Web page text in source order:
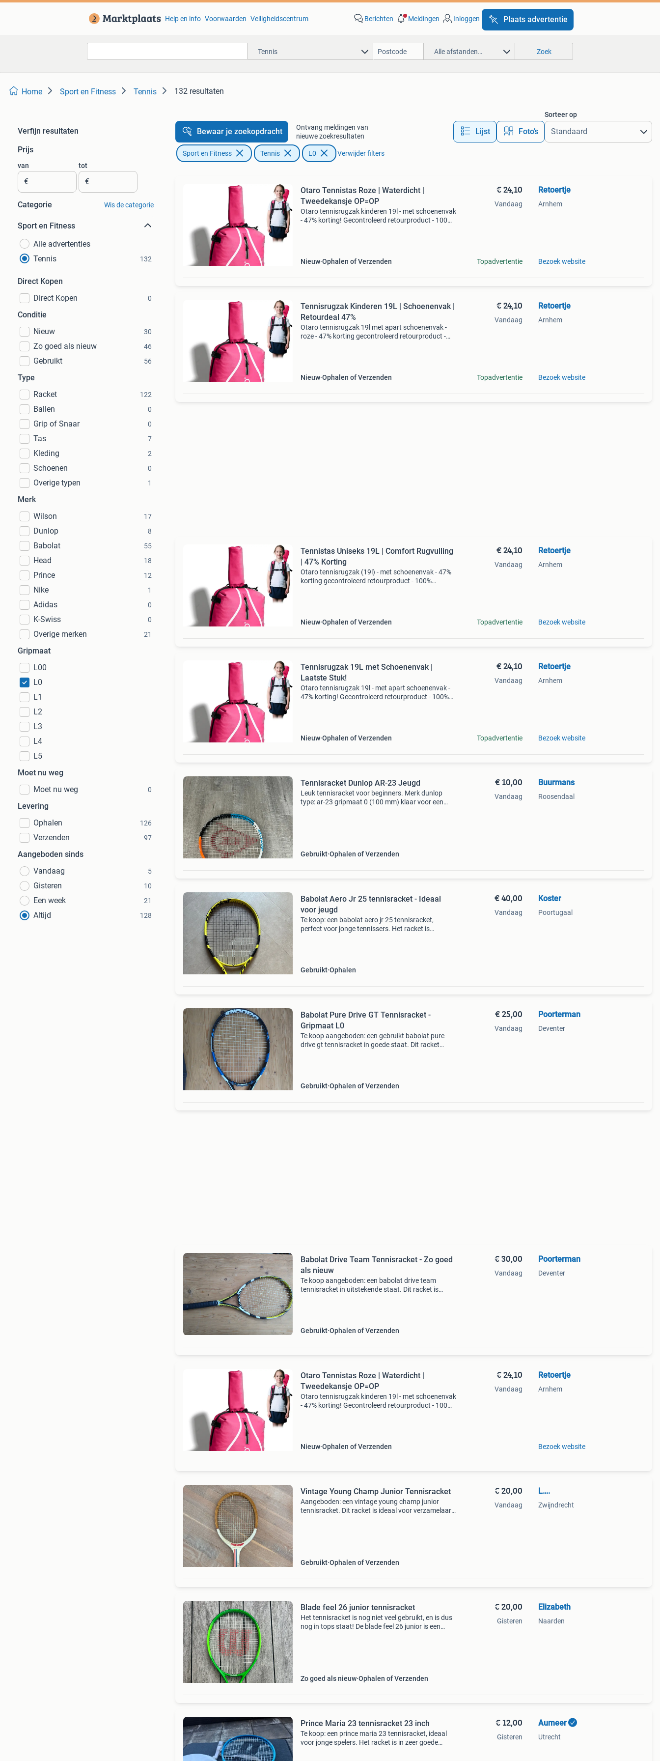
Help en info Voorwaarden Veiligheidscentrum Berichten Meldingen Inloggen Plaats advertentie
Tennis Alle afstanden… Zoek
Home Sport en Fitness Tennis 132 resultaten
Verfijn resultaten
Prijs
van
€
tot
€
Categorie Wis de categorie
Sport en Fitness
Alle advertenties
Tennis
132
Direct Kopen
Direct Kopen
0
Conditie
Nieuw
30
Zo goed als nieuw 46
Gebruikt 56
Type
Racket
122
Ballen 0
Grip of Snaar 0
Tas 7
Kleding 2
Schoenen 0
Overige typen 1
Merk
Wilson
17
Dunlop 8
Babolat 55
Head 18
Prince 12
Nike 1
Adidas 0
K-Swiss 0
Overige merken 21
Gripmaat
L00
L0
L1
L2
L3
L4
L5
Moet nu weg
Moet nu weg
0
Levering
Ophalen
126
Verzenden 97
Aangeboden sinds
Vandaag
5
Gisteren 10
Een week 21
Altijd 128
Bewaar je zoekopdracht
Ontvang meldingen van
nieuwe zoekresultaten
Lijst Foto’s
Sorteer op
Sport en Fitness Tennis L0 Verwijder filters
Otaro Tennistas Roze | Waterdicht |
Tweedekansje OP=OP
Otaro tennisrugzak kinderen 19l - met schoenenvak
- 47% korting! Gecontroleerd retourproduct - 100%
Nieuw Ophalen of Verzenden
€ 24,10
Vandaag
Topadvertentie
Retoertje
Arnhem
Bezoek website
Tennisrugzak Kinderen 19L | Schoenenvak |
Retourdeal 47%
Otaro tennisrugzak 19l met apart schoenenvak -
roze - 47% korting gecontroleerd retourproduct -
Nieuw Ophalen of Verzenden
€ 24,10
Vandaag
Topadvertentie
Retoertje
Arnhem
Bezoek website
Tennistas Uniseks 19L | Comfort Rugvulling
| 47% Korting
Otaro tennisrugzak (19l) - met schoenenvak - 47%
korting gecontroleerd retourproduct - 100%
Nieuw Ophalen of Verzenden
€ 24,10
Vandaag
Topadvertentie
Retoertje
Arnhem
Bezoek website
Tennisrugzak 19L met Schoenenvak |
Laatste Stuk!
Otaro tennisrugzak 19l - met apart schoenenvak -
47% korting! Gecontroleerd retourproduct - 100%
Nieuw Ophalen of Verzenden
€ 24,10
Vandaag
Topadvertentie
Retoertje
Arnhem
Bezoek website
Tennisracket Dunlop AR-23 Jeugd
Leuk tennisracket voor beginners. Merk dunlop
type: ar-23 gripmaat 0 (100 mm) klaar voor een
Gebruikt Ophalen of Verzenden
€ 10,00
Vandaag
Buurmans
Roosendaal
Babolat Aero Jr 25 tennisracket - Ideaal
voor jeugd
Te koop: een babolat aero jr 25 tennisracket,
perfect voor jonge tennissers. Het racket is
Gebruikt Ophalen
€ 40,00
Vandaag
Koster
Poortugaal
Babolat Pure Drive GT Tennisracket -
Gripmaat L0
Te koop aangeboden: een gebruikt babolat pure
drive gt tennisracket in goede staat. Dit racket
Gebruikt Ophalen of Verzenden
€ 25,00
Vandaag
Poorterman
Deventer
Babolat Drive Team Tennisracket - Zo goed
als nieuw
Te koop aangeboden: een babolat drive team
tennisracket in uitstekende staat. Dit racket is
Gebruikt Ophalen of Verzenden
€ 30,00
Vandaag
Poorterman
Deventer
Otaro Tennistas Roze | Waterdicht |
Tweedekansje OP=OP
Otaro tennisrugzak kinderen 19l - met schoenenvak
- 47% korting! Gecontroleerd retourproduct - 100%
Nieuw Ophalen of Verzenden
€ 24,10
Vandaag
Retoertje
Arnhem
Bezoek website
Vintage Young Champ Junior Tennisracket
Aangeboden: een vintage young champ junior
tennisracket. Dit racket is ideaal voor verzamelaars
Gebruikt Ophalen of Verzenden
€ 20,00
Vandaag
L….
Zwijndrecht
Blade feel 26 junior tennisracket
Het tennisracket is nog niet veel gebruikt, en is dus
nog in tops staat! De blade feel 26 junior is een
Zo goed als nieuw Ophalen of Verzenden
€ 20,00
Gisteren
Elizabeth
Naarden
Prince Maria 23 tennisracket 23 inch
Te koop: een prince maria 23 tennisracket, ideaal
voor jonge spelers. Het racket is in zeer goede
€ 12,00
Gisteren
Aumeer
Utrecht